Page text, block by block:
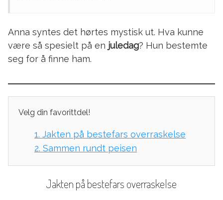
Anna syntes det hørtes mystisk ut. Hva kunne
være så spesielt på en juledag? Hun bestemte
seg for å finne ham.
Velg din favorittdel!
1. Jakten på bestefars overraskelse
2. Sammen rundt peisen
Jakten på bestefars overraskelse